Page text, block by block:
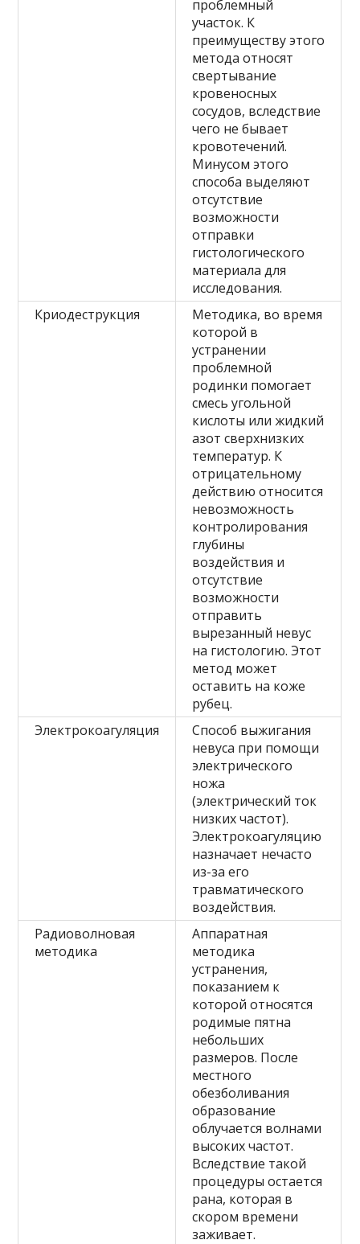
проблемный
участок. К
преимуществу этого
метода относят
свертывание
кровеносных
сосудов, вследствие
чего не бывает
кровотечений.
Минусом этого
способа выделяют
отсутствие
возможности
отправки
гистологического
материала для
исследования.
Криодеструкция
Методика, во время
которой в
устранении
проблемной
родинки помогает
смесь угольной
кислоты или жидкий
азот сверхнизких
температур. К
отрицательному
действию относится
невозможность
контролирования
глубины
воздействия и
отсутствие
возможности
отправить
вырезанный невус
на гистологию. Этот
метод может
оставить на коже
рубец.
Электрокоагуляция
Способ выжигания
невуса при помощи
электрического
ножа
(электрический ток
низких частот).
Электрокоагуляцию
назначает нечасто
из-за его
травматического
воздействия.
Радиоволновая
методика
Аппаратная
методика
устранения,
показанием к
которой относятся
родимые пятна
небольших
размеров. После
местного
обезболивания
образование
облучается волнами
высоких частот.
Вследствие такой
процедуры остается
рана, которая в
скором времени
заживает.